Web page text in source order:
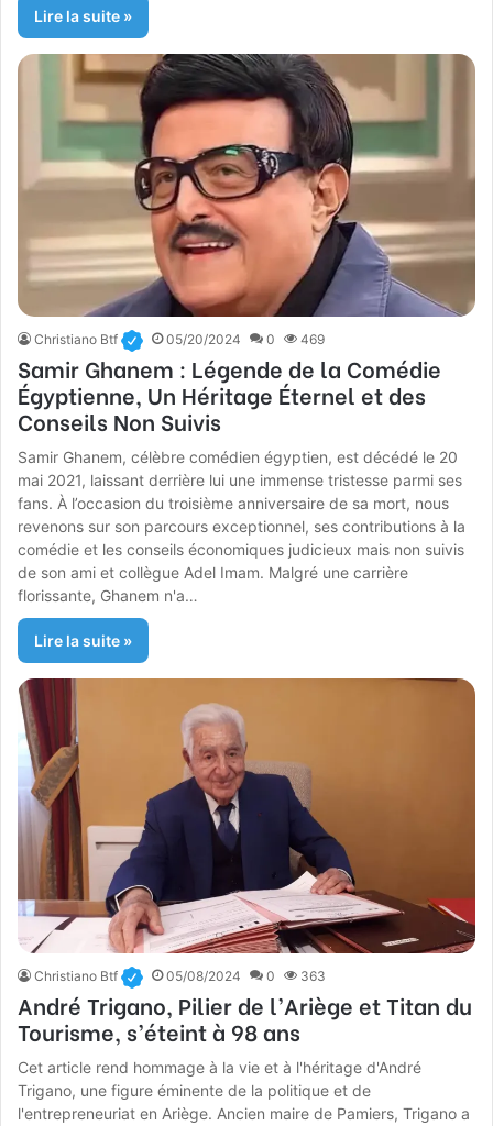
Lire la suite »
Christiano Btf 05/20/2024 0 469
Samir Ghanem : Légende de la Comédie
Égyptienne, Un Héritage Éternel et des
Conseils Non Suivis
Samir Ghanem, célèbre comédien égyptien, est décédé le 20
mai 2021, laissant derrière lui une immense tristesse parmi ses
fans. À l’occasion du troisième anniversaire de sa mort, nous
revenons sur son parcours exceptionnel, ses contributions à la
comédie et les conseils économiques judicieux mais non suivis
de son ami et collègue Adel Imam. Malgré une carrière
florissante, Ghanem n'a…
Lire la suite »
Christiano Btf 05/08/2024 0 363
André Trigano, Pilier de l’Ariège et Titan du
Tourisme, s’éteint à 98 ans
Cet article rend hommage à la vie et à l'héritage d'André
Trigano, une figure éminente de la politique et de
l'entrepreneuriat en Ariège. Ancien maire de Pamiers, Trigano a